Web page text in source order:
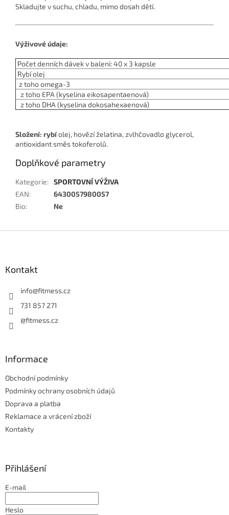
Skladujte v suchu, chladu, mimo dosah dětí.
Výživové údaje:
Počet denních dávek v balení: 40 x 3 kapsle
Rybí olej
z tohoomega-3
z toho EPA (kyselina eikosapentaenová)
z toho DHA (kyselina dokosahexaenová)
Složení: rybíolej, hovězí želatina, zvlhčovadlo glycerol,
antioxidantsměs tokoferolů.
Doplňkové parametry
Kategorie: SPORTOVNÍ VÝŽIVA
EAN:
6430057980057
Bio: Ne
Kontakt
info@fitmess.cz
731 857 271
@fitmess.cz
Informace
Obchodní podmínky
Podmínky ochrany osobních údajů
Doprava a platba
Reklamace a vrácení zboží
Kontakty
Přihlášení
E-mail
Heslo